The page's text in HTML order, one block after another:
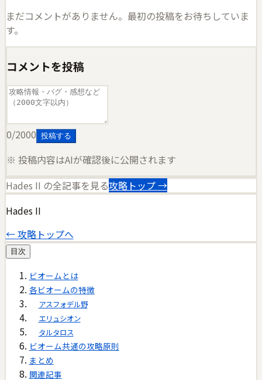
まだコメントがありません。最初の投稿をお待ちしていま
す。
コメントを投稿
0/2000 投稿する
※ 投稿内容はAIが確認後に公開されます
Hades II の全記事を見る攻略トップ →
Hades II
← 攻略トップへ
目次
ビオームとは
各ビオームの特徴
アスフォデル野
エリュシオン
タルタロス
ビオーム共通の攻略原則
まとめ
関連記事